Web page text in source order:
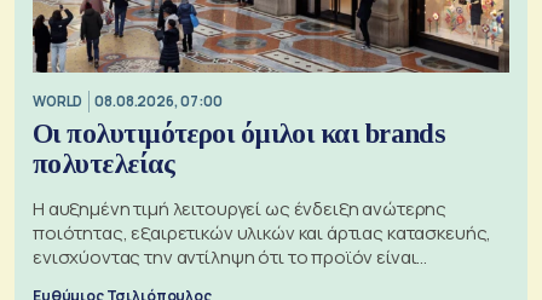
WORLD 08.08.2026, 07:00
Οι πολυτιμότεροι όμιλοι και brands
πολυτελείας
Η αυξημένη τιμή λειτουργεί ως ένδειξη ανώτερης
ποιότητας, εξαιρετικών υλικών και άρτιας κατασκευής,
ενισχύοντας την αντίληψη ότι το προϊόν είναι
Ευθύμιος Τσιλιόπουλος